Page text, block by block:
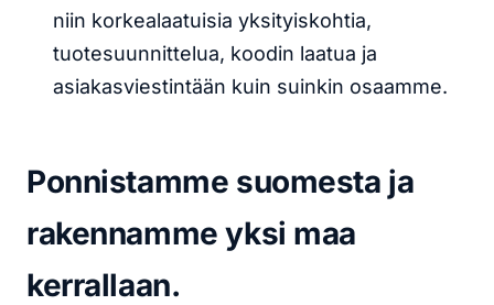
niin korkealaatuisia yksityiskohtia,
tuotesuunnittelua, koodin laatua ja
asiakasviestintään kuin suinkin osaamme.
Ponnistamme suomesta ja
rakennamme yksi maa
kerrallaan.